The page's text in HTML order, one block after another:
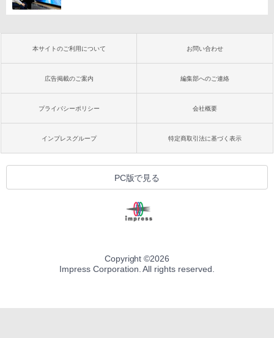
本サイトのご利用について お問い合わせ
広告掲載のご案内 編集部へのご連絡
プライバシーポリシー 会社概要
インプレスグループ 特定商取引法に基づく表示
PC版で見る
Copyright ©2026
Impress Corporation. All rights reserved.